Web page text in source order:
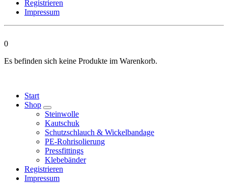
Registrieren
Impressum
0
Es befinden sich keine Produkte im Warenkorb.
Start
Shop
Steinwolle
Kautschuk
Schutzschlauch & Wickelbandage
PE-Rohrisolierung
Pressfittings
Klebebänder
Registrieren
Impressum